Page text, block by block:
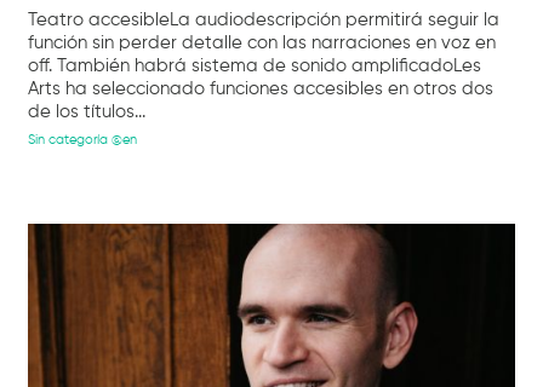
Teatro accesibleLa audiodescripción permitirá seguir la
función sin perder detalle con las narraciones en voz en
off. También habrá sistema de sonido amplificadoLes
Arts ha seleccionado funciones accesibles en otros dos
de los títulos...
Sin categoría @en